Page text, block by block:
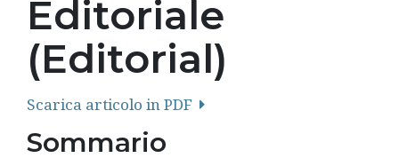
Editoriale
(Editorial)
Scarica articolo in PDF
Sommario